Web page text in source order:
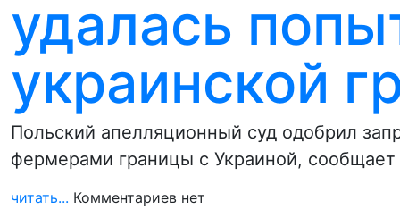
удалась
украинской
Польский апелляционный суд одобрил
фермерами границы с Украиной,
читать... Комментариев нет